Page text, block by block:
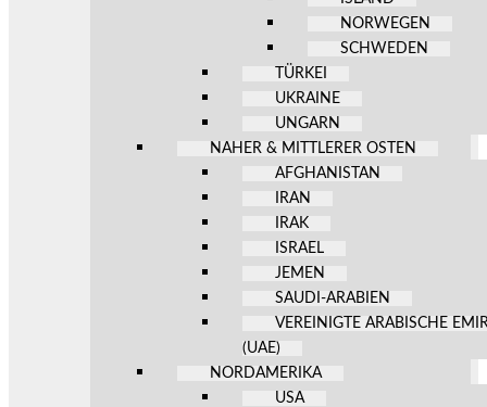
NORWEGEN
SCHWEDEN
TÜRKEI
UKRAINE
UNGARN
NAHER & MITTLERER OSTEN
AFGHANISTAN
IRAN
IRAK
ISRAEL
JEMEN
SAUDI-ARABIEN
VEREINIGTE ARABISCHE
(UAE)
NORDAMERIKA
USA